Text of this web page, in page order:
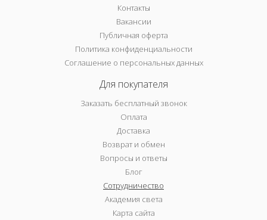
Контакты
Вакансии
Публичная оферта
Политика конфиденциальности
Соглашение о персональных данных
Для покупателя
Заказать бесплатный звонок
Оплата
Доставка
Возврат и обмен
Вопросы и ответы
Блог
Сотрудничество
Академия света
Карта сайта